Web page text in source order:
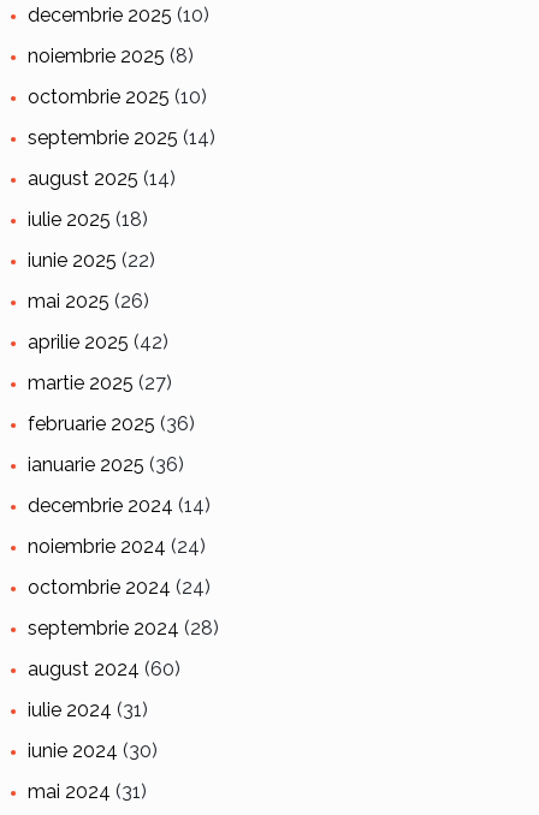
decembrie 2025 (10)
noiembrie 2025 (8)
octombrie 2025 (10)
septembrie 2025 (14)
august 2025 (14)
iulie 2025 (18)
iunie 2025 (22)
mai 2025 (26)
aprilie 2025 (42)
martie 2025 (27)
februarie 2025 (36)
ianuarie 2025 (36)
decembrie 2024 (14)
noiembrie 2024 (24)
octombrie 2024 (24)
septembrie 2024 (28)
august 2024 (60)
iulie 2024 (31)
iunie 2024 (30)
mai 2024 (31)